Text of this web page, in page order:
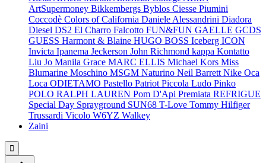
ArtSupermoney Bikkembergs Byblos Ciesse Piumini
Coccodè Colors of California Daniele Alessandrini Diadora
Diesel DS2 El Charro Falcotto FUN&FUN GAELLE GCDS
GUESS Harmont & Blaine HUGO BOSS Iceberg ICON
Invicta Ipanema Jeckerson John Richmond kappa Kontatto
Liu Jo Manila Grace MARC ELLIS Michael Kors Miss
Blumarine Moschino MSGM Naturino Neil Barrett Nike Oca
Loca ODIETAMO Pastello Patriot Piccola Ludo Pinko
POLO RALPH LAUREN Pom D'Api Premiata REFRIGUE
Special Day Sprayground SUN68 T-Love Tommy Hilfiger
Trussardi Vicolo W6YZ Walkey
Zaini
